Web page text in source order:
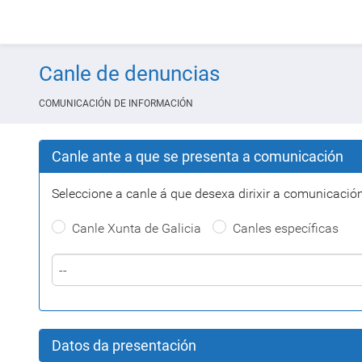
Canle de denuncias
COMUNICACIÓN DE INFORMACIÓN
Canle ante a que se presenta a comunicación
Seleccione a canle á que desexa dirixir a
Canle Xunta de Galicia Canles específicas
--
Datos da presentación